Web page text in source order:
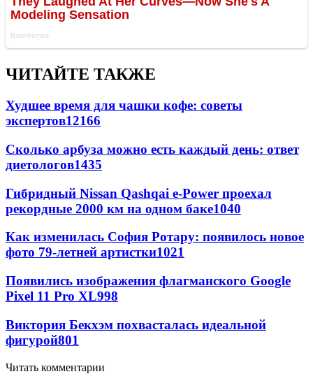
ЧИТАЙТЕ ТАКЖЕ
Худшее время для чашки кофе: советы
экспертов12166
Сколько арбуза можно есть каждый день: ответ
диетологов1435
Гибридный Nissan Qashqai e-Power проехал
рекордные 2000 км на одном баке1040
Как изменилась София Ротару: появилось новое
фото 79-летней артистки1021
Появились изображения флагманского Google
Pixel 11 Pro XL998
Виктория Бекхэм похвасталась идеальной
фигурой801
Читать комментарии